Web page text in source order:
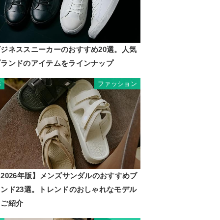
ネススニーカーのおすすめ20選。人気
ンドのアイテムをラインナップ
ファッション
年版】メンズサンダルのおすすめブ
ド23選。トレンドのおしゃれなモデル
紹介